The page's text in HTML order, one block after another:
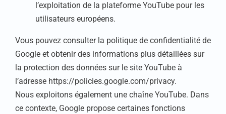
l’exploitation de la plateforme YouTube pour les
utilisateurs européens.
Vous pouvez consulter la politique de confidentialité de
Google et obtenir des informations plus détaillées sur
la protection des données sur le site YouTube à
l’adresse https://policies.google.com/privacy.
Nous exploitons également une chaîne YouTube. Dans
ce contexte, Google propose certaines fonctions